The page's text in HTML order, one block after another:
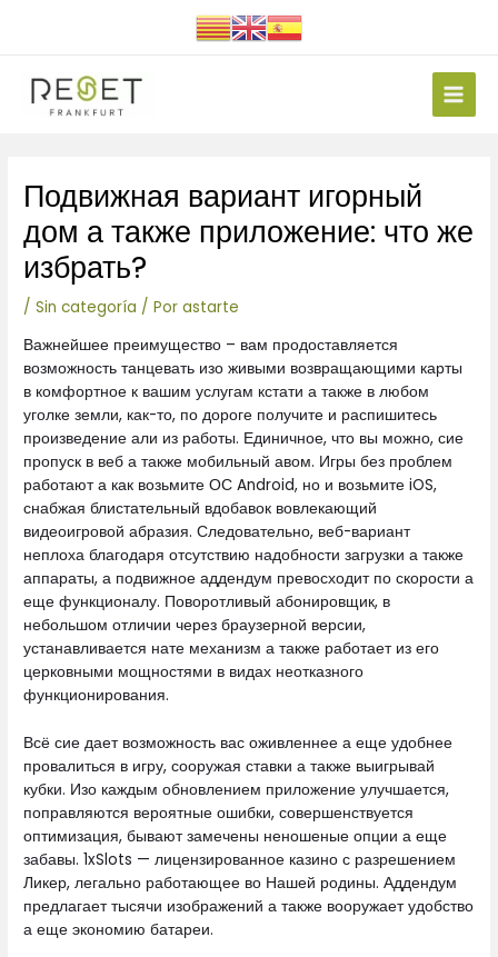
Main
Подвижная вариант игорный
дом а также приложение: что же
избрать?
/Sin categoría / Porastarte
Важнейшее преимущество – вам продоставляется
возможность танцевать изо живыми возвращающими карты
в комфортное к вашим услугам кстати а также в любом
уголке земли, как-то, по дороге получите и распишитесь
произведение али из работы. Единичное, что вы можно, сие
пропуск в веб а также мобильный авом. Игры без проблем
работают а как возьмите ОС Android, но и возьмите iOS,
снабжая блистательный вдобавок вовлекающий
видеоигровой абразия.Следовательно, веб-вариант
неплоха благодаря отсутствию надобности загрузки а также
аппараты, а подвижное аддендум превосходит по скорости а
еще функционалу. Поворотливый абонировщик, в
небольшом отличии через браузерной версии,
устанавливается нате механизм а также работает из его
церковными мощностями в видах неотказного
функционирования.
Всё сие дает возможность вас оживленнее а еще удобнее
провалиться в игру, сооружая ставки а также выигрывай
кубки. Изо каждым обновлением приложение улучшается,
поправляются вероятные ошибки, совершенствуется
оптимизация, бывают замечены неношеные опции а еще
забавы. 1xSlots — лицензированное казино с разрешением
Ликер, легально работающее во Нашей родины. Аддендум
предлагает тысячи изображений а также вооружает удобство
а еще экономию батареи.
de
entradas